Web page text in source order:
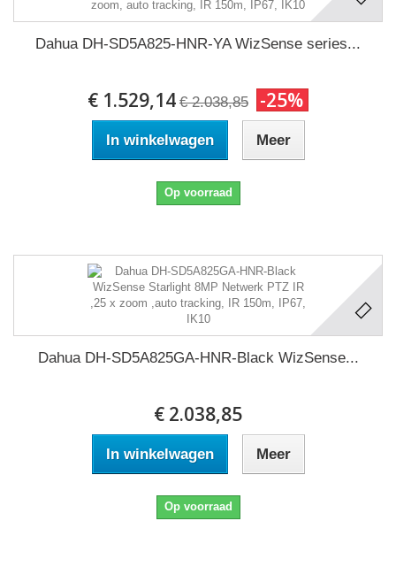
Dahua DH-SD5A825-HNR-YA WizSense series...
€ 1.529,14 € 2.038,85 -25%
In winkelwagen Meer
Op voorraad
Dahua DH-SD5A825GA-HNR-Black WizSense...
€ 2.038,85
In winkelwagen Meer
Op voorraad